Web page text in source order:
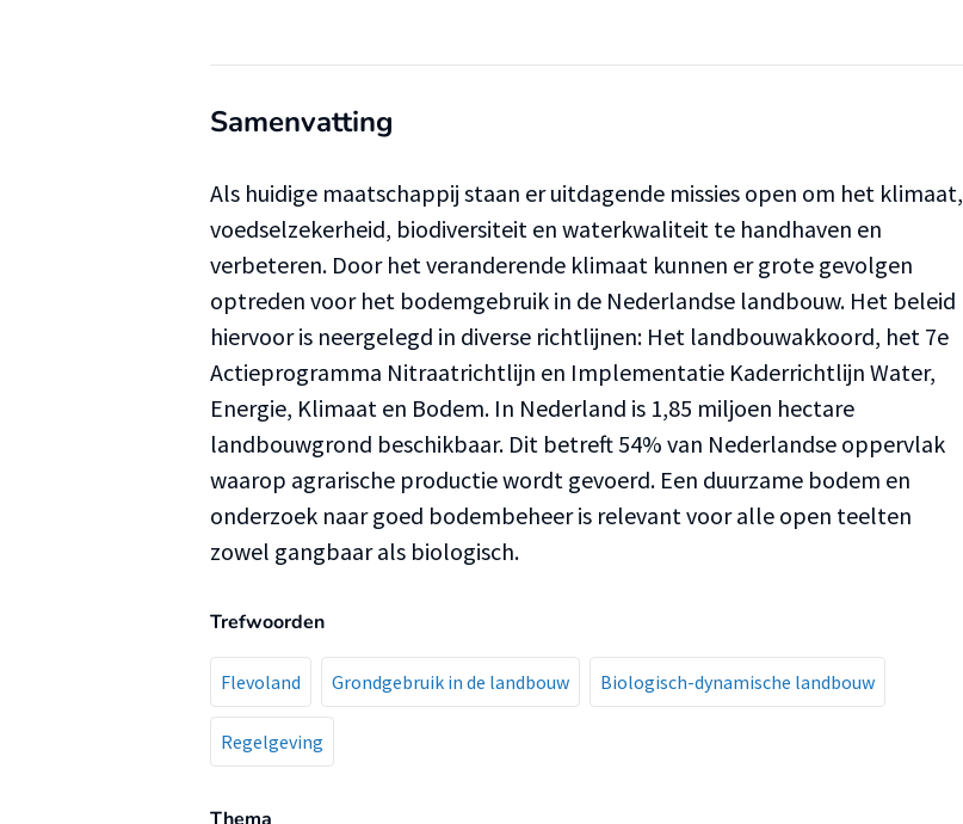
Samenvatting
Als huidige maatschappij staan er uitdagende missies open om het klimaat,
voedselzekerheid, biodiversiteit en waterkwaliteit te handhaven en
verbeteren. Door het veranderende klimaat kunnen er grote gevolgen
optreden voor het bodemgebruik in de Nederlandse landbouw. Het beleid
hiervoor is neergelegd in diverse richtlijnen: Het landbouwakkoord, het 7e
Actieprogramma Nitraatrichtlijn en Implementatie Kaderrichtlijn Water,
Energie, Klimaat en Bodem. In Nederland is 1,85 miljoen hectare
landbouwgrond beschikbaar. Dit betreft 54% van Nederlandse oppervlak
waarop agrarische productie wordt gevoerd. Een duurzame bodem en
onderzoek naar goed bodembeheer is relevant voor alle open teelten
zowel gangbaar als biologisch.
Trefwoorden
Flevoland Grondgebruik in de landbouw Biologisch-dynamische landbouw
Regelgeving